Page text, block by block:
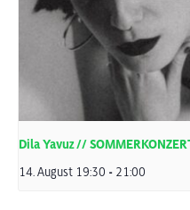
Dila Yavuz //
14. August 19:30 - 21:00